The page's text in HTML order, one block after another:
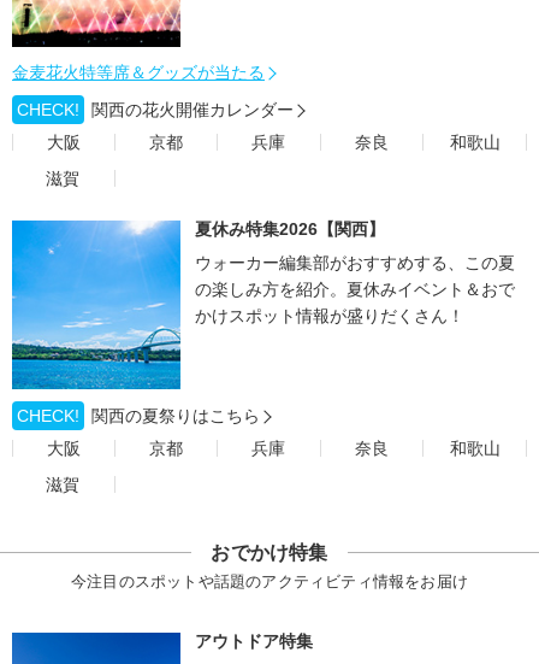
金麦花火特等席＆グッズが当たる
CHECK!
関西の花火開催カレンダー
大阪
京都 兵庫 奈良
和歌山
滋賀
夏休み特集2026【関西】
ウォーカー編集部がおすすめする、この夏
の楽しみ方を紹介。夏休みイベント＆おで
かけスポット情報が盛りだくさん！
CHECK!
関西の夏祭りはこちら
大阪
京都 兵庫 奈良
和歌山
滋賀
おでかけ特集
今注目のスポットや話題のアクティビティ情報をお届け
アウトドア特集